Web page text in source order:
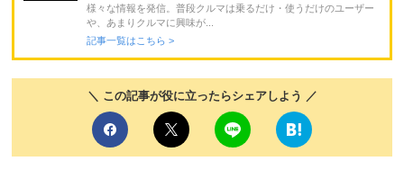
様々な情報を発信。普段クルマは乗るだけ・使うだけのユーザー
や、あまりクルマに興味が...
記事一覧はこちら >
＼ この記事が役に立ったらシェアしよう ／